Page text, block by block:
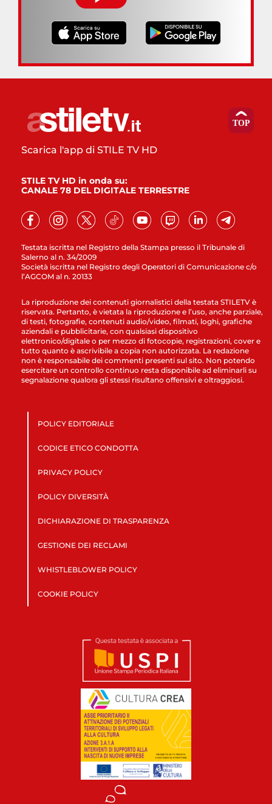
Testata iscritta nel Registro della Stampa presso il Tribunale di
Salerno al n. 34/2009
Società iscritta nel Registro degli Operatori di Comunicazione c/o
l’AGCOM al n. 20133
Scarica l'app di STILE TV HD
STILE TV HD in onda su:
CANALE 78 DEL DIGITALE TERRESTRE
La riproduzione dei contenuti giornalistici della testata STILETV è
riservata. Pertanto, è vietata la riproduzione e l’uso, anche parziale,
di testi, fotografie, contenuti audio/video, filmati, loghi, grafiche
aziendali e pubblicitarie, con qualsiasi dispositivo
elettronico/digitale o per mezzo di fotocopie, registrazioni, cover e
tutto quanto è ascrivibile a copia non autorizzata. La redazione
non è responsabile dei commenti presenti sul sito. Non potendo
esercitare un controllo continuo resta disponibile ad eliminarli su
segnalazione qualora gli stessi risultano offensivi e oltraggiosi.
POLICY EDITORIALE
CODICE ETICO CONDOTTA
PRIVACY POLICY
POLICY DIVERSITÀ
DICHIARAZIONE DI TRASPARENZA
GESTIONE DEI RECLAMI
WHISTLEBLOWER POLICY
COOKIE POLICY